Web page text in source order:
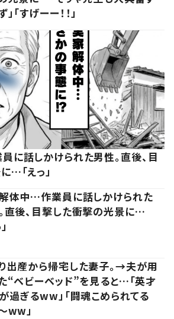
「すげーー！！」
に話しかけられた男性。直後、目
…「えっ」
体中…作業員に話しかけられた
直後、目撃した衝撃の光景に…
出産から帰宅した妻子。→夫が用
“ベビーベッド”を見ると…「英才
過ぎるww」「闘魂こめられてる
ww」